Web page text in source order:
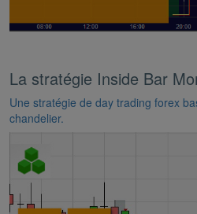
La stratégie Inside Bar
Une stratégie de day trading forex
chandelier.